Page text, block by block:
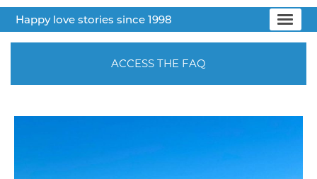
Happy love stories since 1998
ACCESS THE FAQ